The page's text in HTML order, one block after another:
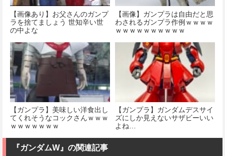
【画像あり】お父さんのガンプ
ラを捨てましょう 世知辛い世
の中よな
【画像】ガンプラは自由だと思
わされるガンプラ作例ｗｗｗｗ
ｗｗｗｗｗｗｗｗｗｗ
【ガンプラ】美味しい洋食出し
てくれそうなコックさんｗｗｗ
ｗｗｗｗｗｗｗ
【ガンプラ】ガンダムデスサイ
ズにしか見えないサザビーいい
よね…
『ガンダムW』の関連記事